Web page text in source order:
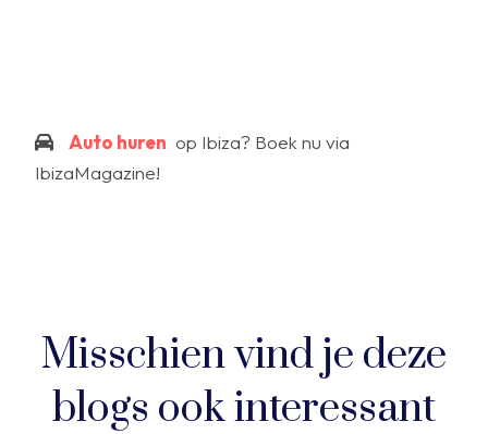
Auto huren op Ibiza? Boek nu via
IbizaMagazine!
Misschien vind je deze
blogs ook interessant